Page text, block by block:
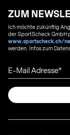
ZUM
Ich möchte zukünftig
der SportScheck GmbH
www.sportscheck.ch/
werden. Infos zum
E-Mail Adresse